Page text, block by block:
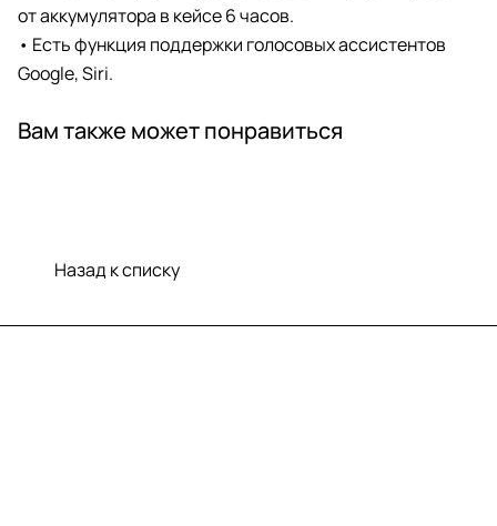
от аккумулятора в кейсе 6 часов.
• Есть функция поддержки голосовых ассистентов
Google, Siri.
Вам также может понравиться
Назад к списку